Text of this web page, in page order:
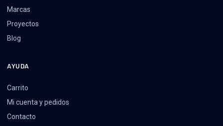
Marcas
Proyectos
Blog
AYUDA
Carrito
Mi cuenta y pedidos
Contacto